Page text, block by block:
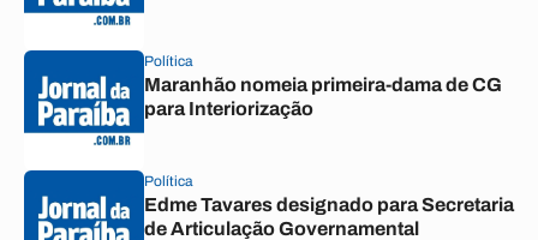
Política
Maranhão nomeia primeira-dama de CG
para Interiorização
Política
Edme Tavares designado para Secretaria
de Articulação Governamental